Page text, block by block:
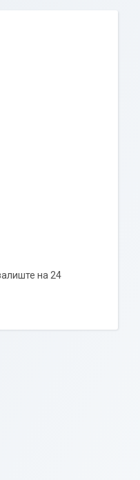
на 24